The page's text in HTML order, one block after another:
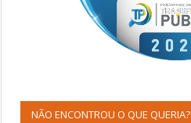
NÃO ENCONTROU O QUE QUERIA?